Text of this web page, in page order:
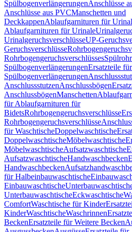
SpülbogenverlängerungenAnschlüsse
Anschlüsse aus PVCManschetten und
DeckkappenAblaufgarnituren für
Ablaufgarnituren für Urinale
UrinalgeruchsverschlüsseUP-
Geruchsverschlüsse
Rohrbogengeruchsverschlüsses
SpülbogenverlängerungenErsatzteile
Spülbogenverlängerungen
AnschlussstutzenAnschlussbögen
AnschlussbögenManschetten
für Ablaufgarnituren für
BidetsRohrbogengeruchsverschlüsse
Rohrbogengeruchsverschlüsse
für WaschtischeDoppelwaschtische
DoppelwaschtischeMöbelwaschtische
MöbelwaschtischeAufsatzwaschtische
AufsatzwaschtischeHandwaschbecken
Handwaschbecken
für Halbeinbauwaschtische
Einbauwaschtische
UnterbauwaschtischeEckwaschtische
ComfortWaschtische für Kinder
KinderWaschtischeWaschrinnen
BeckenErsatzteile für Weitere Becken